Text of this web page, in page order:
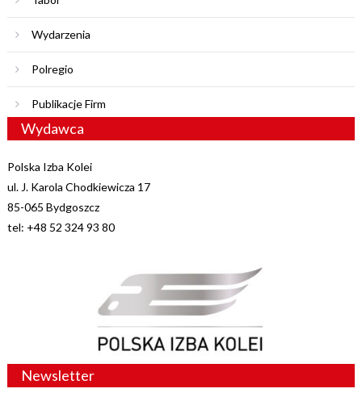
Wydarzenia
Polregio
Publikacje Firm
Wydawca
Polska Izba Kolei
ul. J. Karola Chodkiewicza 17
85-065 Bydgoszcz
tel: +48 52 324 93 80
Newsletter